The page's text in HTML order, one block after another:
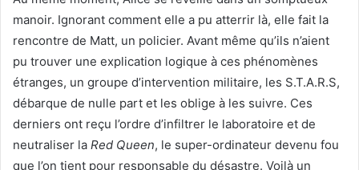
manoir. Ignorant comment elle a pu atterrir là, elle fait la
rencontre de Matt, un policier. Avant même qu’ils n’aient
pu trouver une explication logique à ces phénomènes
étranges, un groupe d’intervention militaire, les S.T.A.R.S,
débarque de nulle part et les oblige à les suivre. Ces
derniers ont reçu l’ordre d’infiltrer le laboratoire et de
neutraliser la Red Queen, le super-ordinateur devenu fou
que l’on tient pour responsable du désastre. Voilà un